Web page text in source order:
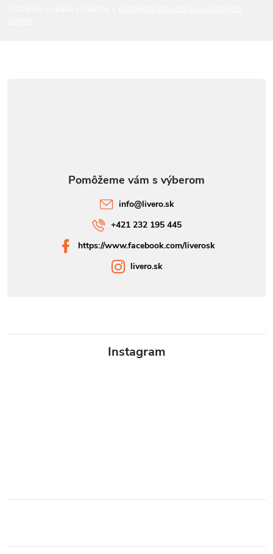
Instagram
info@livero.sk
+421 232 195 445
https://www.facebook.com/liverosk
livero.sk